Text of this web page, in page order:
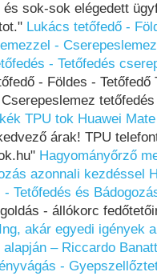
sok-sok elégedett
Lukács tetőfedő -
-
- Tetőfedés
- Földes - Tetőfedő
TPU tok Huawei
árak! TPU
Hagyományőrző
azonnali kezdéssel
Tetőfedés és
- állókorc
Ing, akár egyedi igények
– Riccardo
-